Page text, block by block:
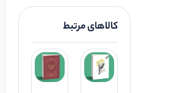
کالاهای مرتبط